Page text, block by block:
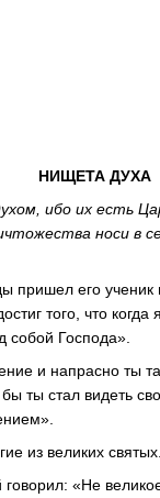
НИЩЕТА ДУХА
ибо их есть
носи в
пришел его
того, что
собой Господа».
и напрасно ты
ты стал видеть
из великих святых.
«Не